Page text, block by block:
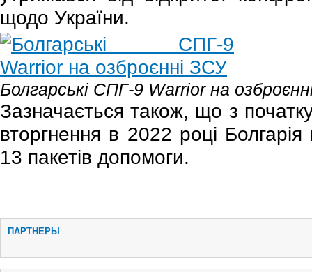
щодо України.
Болгарські СПГ-9 Warrior на
Зазначається також, що з
вторгнення в 2022 році
13 пакетів допомоги.
ПАРТНЕРЫ